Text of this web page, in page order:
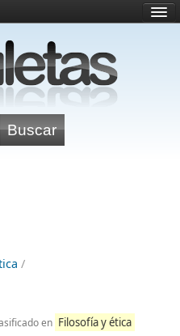
/
en Filosofía y ética